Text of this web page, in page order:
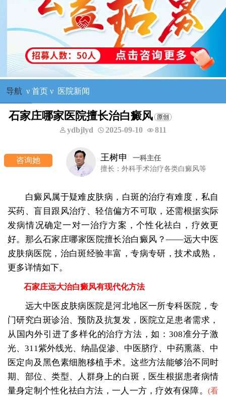
导航 ν 首页ν 医院新闻
石家庄哪家医院擅长治白癜风
ydbjlyd 2025-09-10 811
王树申
一科主任
擅长：外科手术治疗各类白癜风等
白癜风属于疑难皮肤病，白斑的治疗有难度，私自
买药、盲目跟风治疗、轻信偏方不可取，还需根据实际
发病情况确定一对一治疗方案，个性化祛白，疗效更
好。那么石家庄哪家医院擅长治白癜风？——远大中医
皮肤病医院，治白斑经验丰富，专病专研，技术成熟，
更多详情如下。
石家庄远大治白癜风有现代化方法
远大中医皮肤病医院是河北地区一所专科医院，专
门研究白斑诊治、预防及抗复发，医院立足患者需求，
从国内外引进了多样化的治疗方法，如：308准分子激
光、311紫外线光、纳晶促渗、中医脐疗、中药熏蒸、中
医定向及黑色素细胞移植手术。这些方法能够治不同时
期、部位、类型、人群身上的白斑，医生根据患者病情
量身定制个性化祛白方法，一人一方，疗效有保障。 (看